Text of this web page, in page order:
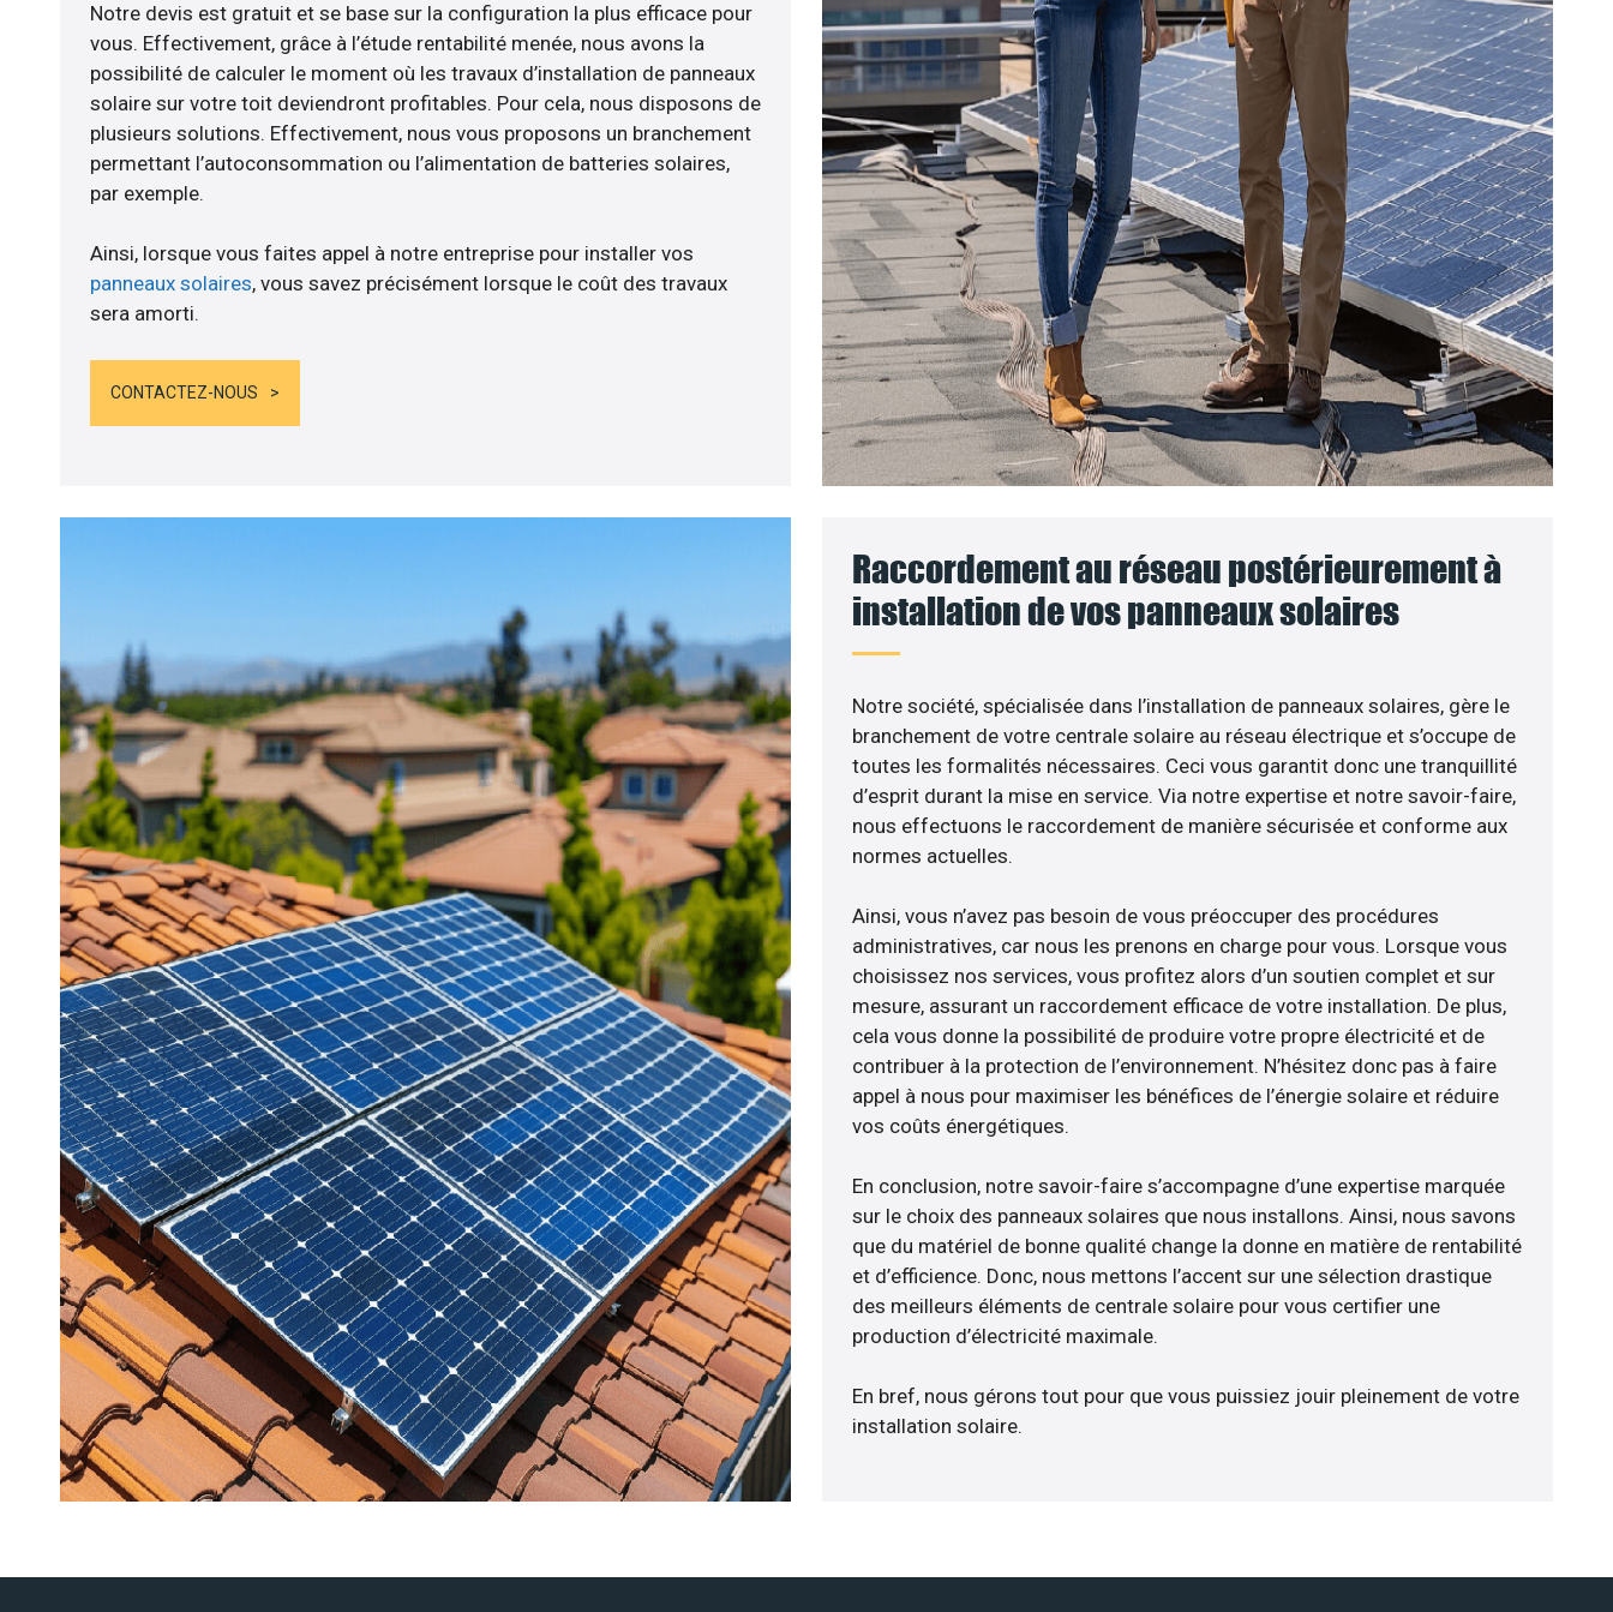
Notre devis est gratuit et se base sur la configuration la plus efficace pour
vous. Effectivement, grâce à l’étude rentabilité menée, nous avons la
possibilité de calculer le moment où les travaux d’installation de panneaux
solaire sur votre toit deviendront profitables. Pour cela, nous disposons de
plusieurs solutions. Effectivement, nous vous proposons un branchement
permettant l’autoconsommation ou l’alimentation de batteries solaires,
par exemple.
Ainsi, lorsque vous faites appel à notre entreprise pour installer vos
panneaux solaires, vous savez précisément lorsque le coût des travaux
sera amorti.
CONTACTEZ-NOUS
Raccordement au réseau postérieurement à
installation de vos panneaux solaires
Notre société, spécialisée dans l’installation de panneaux solaires, gère le
branchement de votre centrale solaire au réseau électrique et s’occupe de
toutes les formalités nécessaires. Ceci vous garantit donc une tranquillité
d’esprit durant la mise en service. Via notre expertise et notre savoir-faire,
nous effectuons le raccordement de manière sécurisée et conforme aux
normes actuelles.
Ainsi, vous n’avez pas besoin de vous préoccuper des procédures
administratives, car nous les prenons en charge pour vous. Lorsque vous
choisissez nos services, vous profitez alors d’un soutien complet et sur
mesure, assurant un raccordement efficace de votre installation. De plus,
cela vous donne la possibilité de produire votre propre électricité et de
contribuer à la protection de l’environnement. N’hésitez donc pas à faire
appel à nous pour maximiser les bénéfices de l’énergie solaire et réduire
vos coûts énergétiques.
En conclusion, notre savoir-faire s’accompagne d’une expertise marquée
sur le choix des panneaux solaires que nous installons. Ainsi, nous savons
que du matériel de bonne qualité change la donne en matière de rentabilité
et d’efficience. Donc, nous mettons l’accent sur une sélection drastique
des meilleurs éléments de centrale solaire pour vous certifier une
production d’électricité maximale.
En bref, nous gérons tout pour que vous puissiez jouir pleinement de votre
installation solaire.